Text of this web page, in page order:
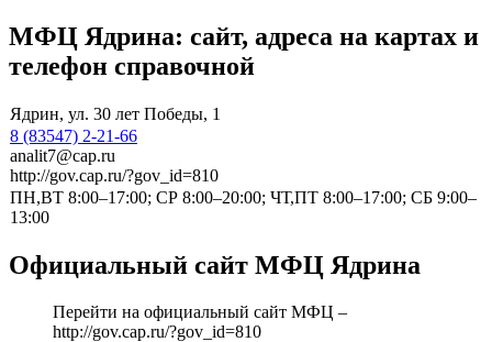
МФЦ Ядрина: сайт, адреса на картах и
телефон справочной
Ядрин, ул. 30 лет Победы, 1
8 (83547) 2-21-66
analit7@cap.ru
http://gov.cap.ru/?gov_id=810
ПН,ВТ 8:00–17:00; СР 8:00–20:00; ЧТ,ПТ 8:00–17:00; СБ 9:00–
13:00
Официальный сайт МФЦ Ядрина
Перейти на официальный сайт МФЦ –
http://gov.cap.ru/?gov_id=810